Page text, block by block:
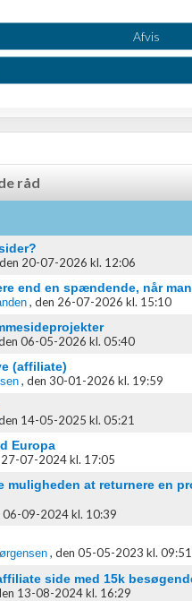
råd
den 20-07-2026 kl. 12:06
end en spændende, når
, den 26-07-2026 kl. 15:10
06-05-2026 kl. 05:40
(affiliate)
, den 30-01-2026 kl. 19:59
14-05-2025 kl. 05:21
Europa
07-2024 kl. 17:05
muligheden at returnere en
06-09-2024 kl. 10:39
, den 05-05-2023 kl. 09:51
side med 15k
13-08-2024 kl. 16:29
oplysninger fra forskellige
Afvis